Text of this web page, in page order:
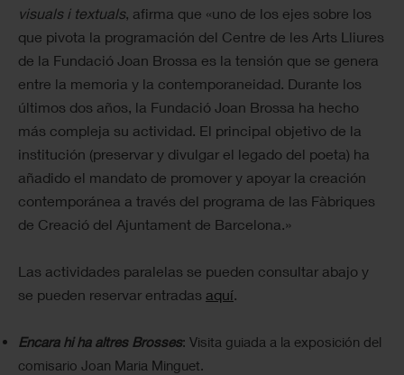
visuals i textuals, afirma que «uno de los ejes sobre los
que pivota la programación del Centre de les Arts Lliures
de la Fundació Joan Brossa es la tensión que se genera
entre la memoria y la contemporaneidad. Durante los
últimos dos años, la Fundació Joan Brossa ha hecho
más compleja su actividad. El principal objetivo de la
institución (preservar y divulgar el legado del poeta) ha
añadido el mandato de promover y apoyar la creación
contemporánea a través del programa de las Fàbriques
de Creació del Ajuntament de Barcelona.»
Las actividades paralelas se pueden consultar abajo y
se pueden reservar entradas aquí.
Encara hi ha altres Brosses: Visita guiada a la exposición del
comisario Joan Maria Minguet.